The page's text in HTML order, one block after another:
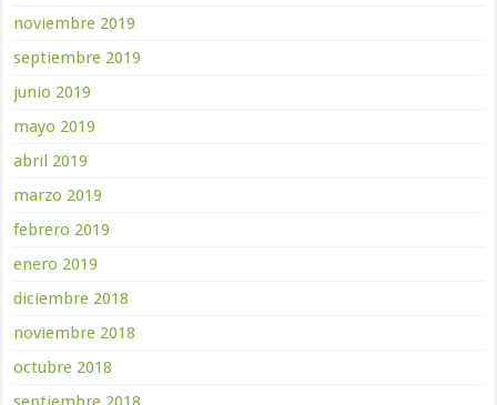
noviembre 2019
septiembre 2019
junio 2019
mayo 2019
abril 2019
marzo 2019
febrero 2019
enero 2019
diciembre 2018
noviembre 2018
octubre 2018